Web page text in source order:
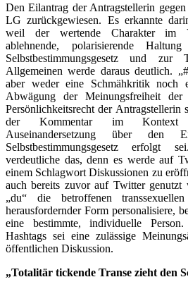
Den Eilantrag der Antragstellerin
LG zurückgewiesen. Es erkannte
weil der wertende Charakter im
ablehnende, polarisierende
Selbstbestimmungsgesetz und zur
Allgemeinen werde daraus deutlich.
aber weder eine Schmähkritik noch
Abwägung der Meinungsfreiheit
Persönlichkeitsrecht der Antragstellerin
der Kommentar im Kontext
Auseinandersetzung über
Selbstbestimmungsgesetz erfolgt
verdeutliche das, denn es werde auf
einem Schlagwort Diskussionen zu
auch bereits zuvor auf Twitter
„du“ die betroffenen
herausfordernder Form personalisiere,
eine bestimmte, individuelle
Hashtags sei eine zulässige
öffentlichen Diskussion.
„Totalitär tickende Transe zieht den